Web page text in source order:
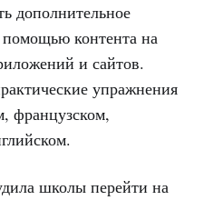
дополнительное
помощью контента на
и сайтов.
упражнения
французском,
школы перейти на